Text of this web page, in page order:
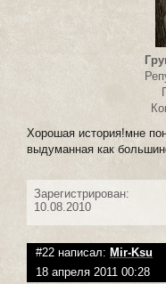
Хорошая история!мне
выдуманная как
Зарегистрирован:
10.08.2010
#22 написал: Mir-Ksu
18 апреля 2011 00:28